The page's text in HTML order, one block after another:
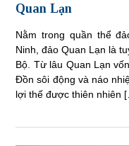
Quan Lạn
Nằm trong quần thể
Ninh, đảo Quan Lạn là
Bộ. Từ lâu Quan Lạn
Đồn sôi động và náo
lợi thế được thiên nhiên